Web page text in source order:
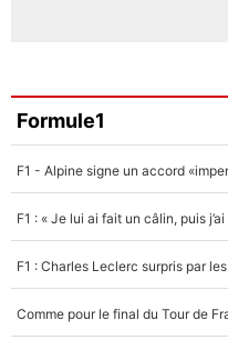
Formule1